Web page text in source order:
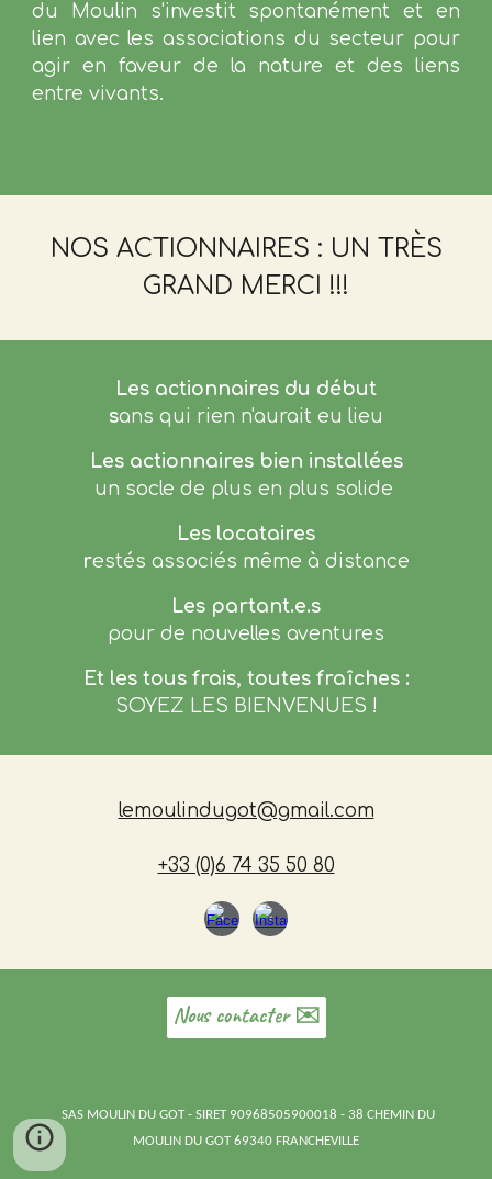
du Moulin s'investit spontanément et en
lien avec les associations du secteur pour
agir en faveur de la nature et des liens
entre vivants.
NOS ACTIONNAIRES : UN TRÈS
GRAND MERCI !!!
Les actionnaires du début
sans qui rien n'aurait eu lieu
Les actionnaires bien installées
un socle de plus en plus solide
Les locataires
restés associés même à distance
Les partant.e.s
pour de nouvelles aventures
Et les tous frais, toutes fraîches :
SOYEZ LES BIENVENUES !
lemoulindugot@gmail.com
+33 (0)6 74 35 50 80
Nous contacter ✉️
SAS MOULIN DU GOT - SIRET 90968505900018 - 38 CHEMIN DU
MOULIN DU GOT 69340 FRANCHEVILLE